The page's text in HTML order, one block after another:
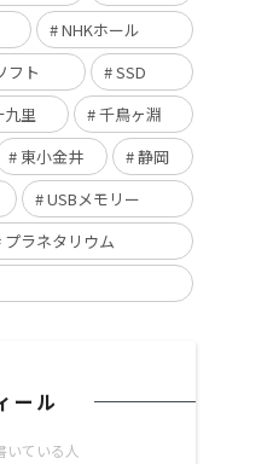
NHKホール
フト
SSD
九里
千鳥ヶ淵
東小金井
静岡
USBメモリー
プラネタリウム
ール
いている人